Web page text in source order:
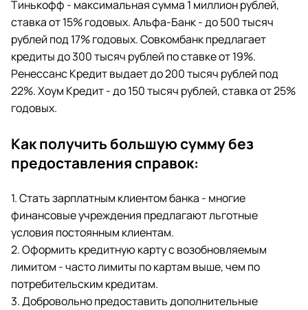
Тинькофф - максимальная сумма 1 миллион рублей,
ставка от 15% годовых. Альфа-Банк - до 500 тысяч
рублей под 17% годовых. Совкомбанк предлагает
кредиты до 300 тысяч рублей по ставке от 19%.
Ренессанс Кредит выдает до 200 тысяч рублей под
22%. Хоум Кредит - до 150 тысяч рублей, ставка от 25%
годовых.
Как получить большую сумму без
предоставления справок:
1. Стать зарплатным клиентом банка - многие
финансовые учреждения предлагают льготные
условия постоянным клиентам.
2. Оформить кредитную карту с возобновляемым
лимитом - часто лимиты по картам выше, чем по
потребительским кредитам.
3. Добровольно предоставить дополнительные